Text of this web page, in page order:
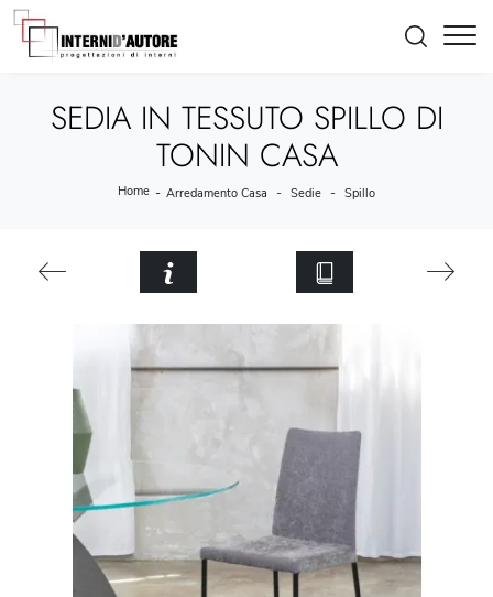
SEDIA IN TESSUTO SPILLO DI
TONIN CASA
Home - Arredamento Casa - Sedie - Spillo